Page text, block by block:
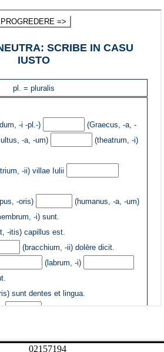
02157194